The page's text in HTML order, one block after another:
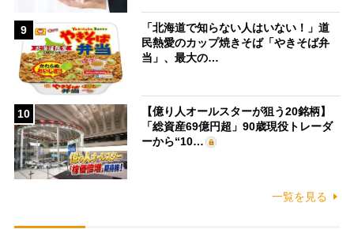
9
「北海道で知らない人はいない！」道
民熱愛のカップ焼きそば「やきそば弁
当」、最大の…
10
【億り人オールスターが狙う20銘柄】
「総資産69億円超」90歳現役トレーダ
ーから“10…
一覧を見る